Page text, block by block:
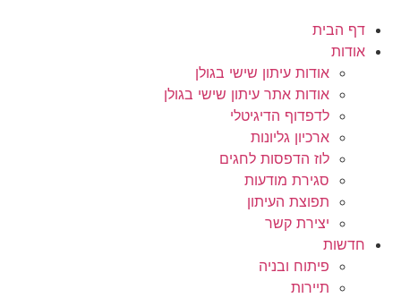
דף הבית
אודות
אודות עיתון שישי בגולן
אודות אתר עיתון שישי בגולן
לדפדוף הדיגיטלי
ארכיון גליונות
לוז הדפסות לחגים
סגירת מודעות
תפוצת העיתון
יצירת קשר
חדשות
פיתוח ובניה
תיירות